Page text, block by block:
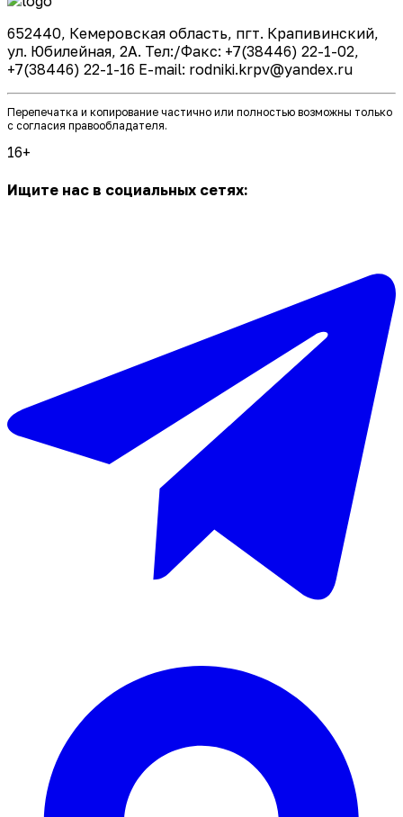
652440, Кемеровская область, пгт. Крапивинский,
ул. Юбилейная, 2А. Тел:/Факс: +7(38446) 22-1-02,
+7(38446) 22-1-16 E-mail: rodniki.krpv@yandex.ru
Перепечатка и копирование частично или полностью возможны только
с согласия правообладателя.
16+
Ищите нас в социальных сетях: